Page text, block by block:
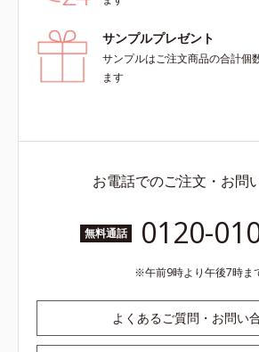
サンプルプレゼント
サンプルはご注文商品の合計個
ます
お電話でのご注文・お問
無料通話 0120-
午前9時より午後7時ま
よくあるご質問・お問い